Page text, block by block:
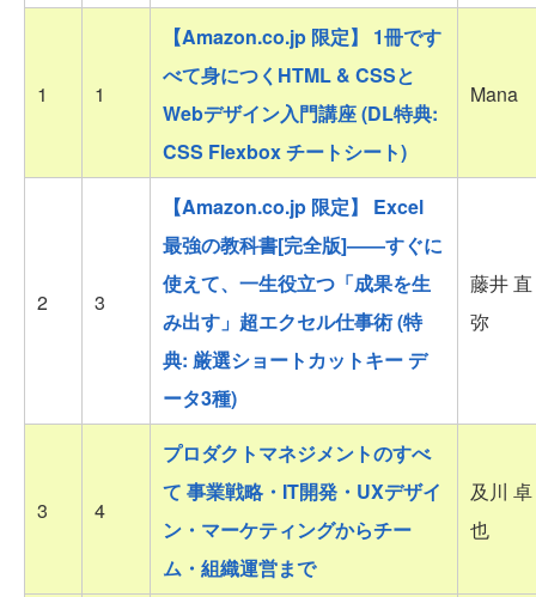
1 1
【Amazon.co.jp 限定】 1冊です
べて身につくHTML & CSSと
Webデザイン入門講座 (DL特典:
CSS Flexbox チートシート)
Mana
2 3
【Amazon.co.jp 限定】 Excel
最強の教科書[完全版]――すぐに
使えて、一生役立つ「成果を生
み出す」超エクセル仕事術 (特
典: 厳選ショートカットキー デ
ータ3種)
藤井 直
弥
3 4
プロダクトマネジメントのすべ
て 事業戦略・IT開発・UXデザイ
ン・マーケティングからチー
ム・組織運営まで
及川 卓
也